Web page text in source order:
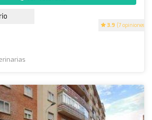
3.9 (7 opiniones)